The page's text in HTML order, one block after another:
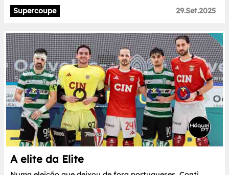
Supercoupe
29.Set.2025
A elite da Elite